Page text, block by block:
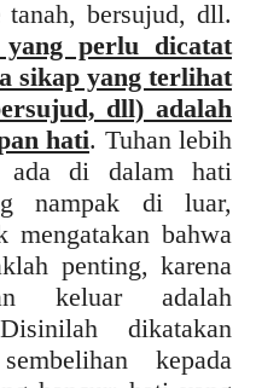
bersujud, dll.
perlu dicatat
sikap yang terlihat
dll) adalah
hati. Tuhan lebih
ada di dalam hati
nampak di luar,
bahwa
penting, karena
keluar adalah
dikatakan
kepada